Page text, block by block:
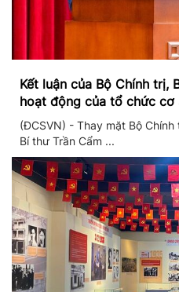
Kết luận của Bộ Chính trị,
hoạt động của tổ chức
II/2026
(ĐCSVN) - Thay mặt Bộ
Bí thư Trần Cẩm ...